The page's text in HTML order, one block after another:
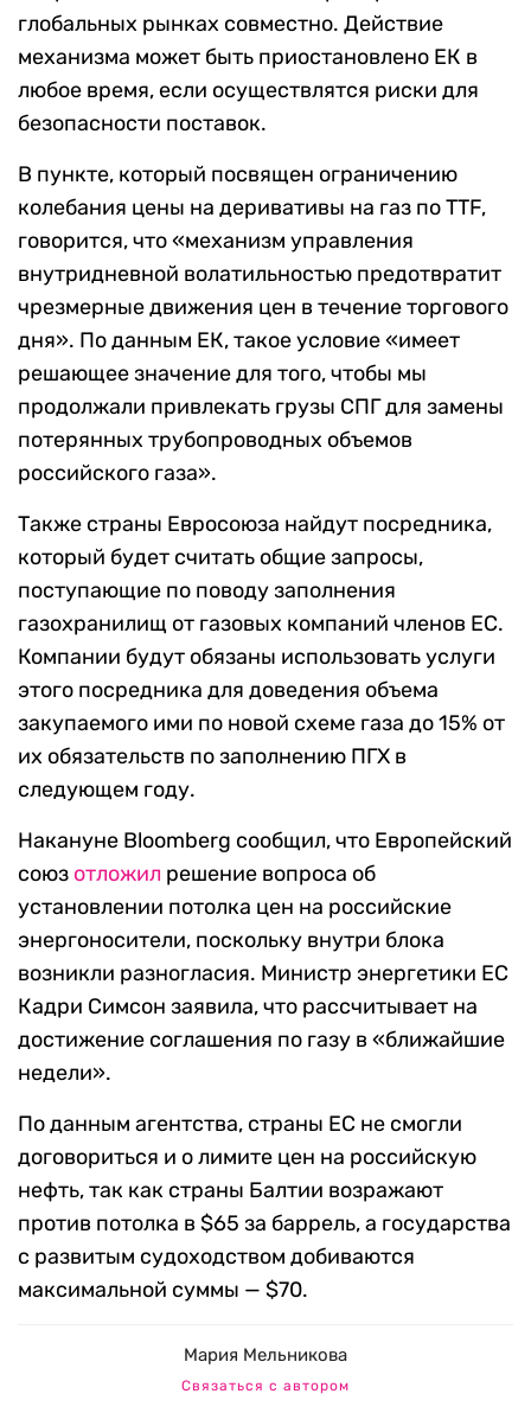
глобальных рынках совместно. Действие
механизма может быть приостановлено ЕК в
любое время, если осуществлятся риски для
безопасности поставок.
В пункте, который посвящен ограничению
колебания цены на деривативы на газ по TTF,
говорится, что «механизм управления
внутридневной волатильностью предотвратит
чрезмерные движения цен в течение торгового
дня». По данным ЕК, такое условие «имеет
решающее значение для того, чтобы мы
продолжали привлекать грузы СПГ для замены
потерянных трубопроводных объемов
российского газа».
Также страны Евросоюза найдут посредника,
который будет считать общие запросы,
поступающие по поводу заполнения
газохранилищ от газовых компаний членов ЕС.
Компании будут обязаны использовать услуги
этого посредника для доведения объема
закупаемого ими по новой схеме газа до 15% от
их обязательств по заполнению ПГХ в
следующем году.
Накануне Bloomberg сообщил, что Европейский
союз отложил решение вопроса об
установлении потолка цен на российские
энергоносители, поскольку внутри блока
возникли разногласия. Министр энергетики ЕС
Кадри Симсон заявила, что рассчитывает на
достижение соглашения по газу в «ближайшие
недели».
По данным агентства, страны ЕС не смогли
договориться и о лимите цен на российскую
нефть, так как страны Балтии возражают
против потолка в $65 за баррель, а государства
с развитым судоходством добиваются
максимальной суммы — $70.
Мария Мельникова
Связаться с автором